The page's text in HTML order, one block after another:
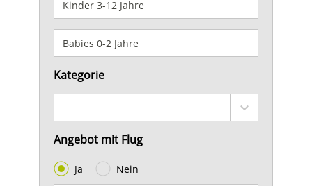
Kategorie
Angebot mit Flug
Ja Nein